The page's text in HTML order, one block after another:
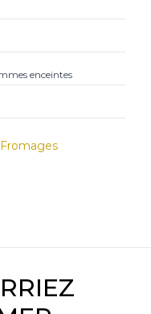
enceintes
Fromages